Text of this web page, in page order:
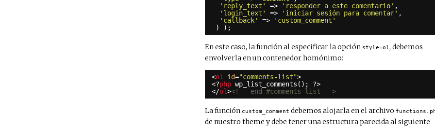
'reply_text'
=> 'responder a este comentario' ,
'login_text'
=> 'iniciar sesión para comentar' ,
'callback'
=>
'custom_comment'
) );
En este caso, la función al especificar la opción style=ol, debemos
envolverla en un contenedor homónimo:
<ol id="comments-list">
<?php wp_list_comments(); ?>
</ol><!-- end #comments-list -->
La función custom_comment debemos alojarla en el archivo
de nuestro theme y debe tener una estructura parecida al siguiente